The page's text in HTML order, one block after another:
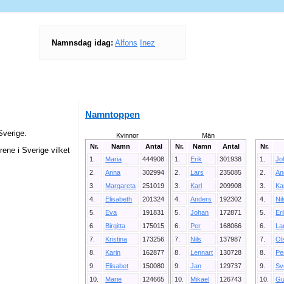
Namnsdag idag: Alfons Inez
i Sverige vilket
Namntoppen
Kvinnor
Nr.
Namn
Antal
1.
Maria
444908
2.
Anna
302994
3.
Margareta
251019
4.
Elisabeth
201324
5.
Eva
191831
6.
Birgitta
175015
7.
Kristina
173256
8.
Karin
162877
9.
Elisabet
150080
10.
Marie 124665
Män
Nr.
Namn
Antal
1.
Erik
301938
2.
Lars
235085
3.
Karl
209908
4.
Anders
192302
5.
Johan
172871
6.
Per
168066
7.
Nils
137987
8.
Lennart
130728
9.
Jan
129737
10.
Mikael 126743
Nr.
1.
2.
3.
4.
5.
6.
7.
8.
9.
10.